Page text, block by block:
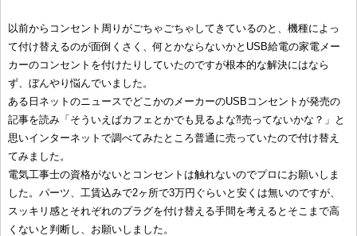
以前からコンセント周りがごちゃごちゃしてきているのと、機種によっ
て付け替えるのが面倒くさく、何とかならないかとUSB給電の家電メー
カーのコンセントを付けたりしていたのですが根本的な解決にはなら
ず、ぼんやり悩んでいました。
ある日ネットのニュースでどこかのメーカーのUSBコンセントが発売の
記事を読み「そういえばカフェとかでも見るよな⁈売ってないかな？」と
思いインターネットで調べてみたところ普通に売っていたので付け替え
てみました。
電気工事士の資格がないとコンセントは触れないのでプロにお願いしま
した。パーツ、工賃込みで2ヶ所で3万円ぐらいと安くは無いのですが、
スッキリ感とそれぞれのプラグを付け替える手間を考えるとそこまで高
くないと判断し、お願いしました。